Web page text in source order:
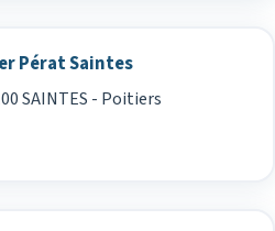
Pérat Saintes
SAINTES - Poitiers